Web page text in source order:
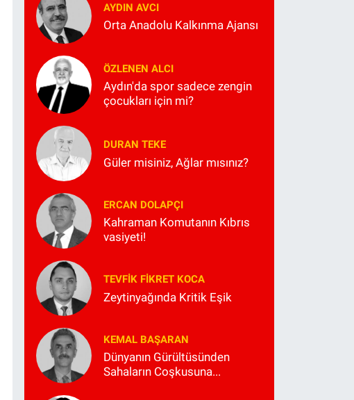
AYDIN AVCI
Orta Anadolu Kalkınma Ajansı
ÖZLENEN ALCI
Aydın'da spor sadece zengin
çocukları için mi?
DURAN TEKE
Güler misiniz, Ağlar mısınız?
ERCAN DOLAPÇI
Kahraman Komutanın Kıbrıs
vasiyeti!
TEVFIK FIKRET KOCA
Zeytinyağında Kritik Eşik
KEMAL BAŞARAN
Dünyanın Gürültüsünden
Sahaların Coşkusuna...